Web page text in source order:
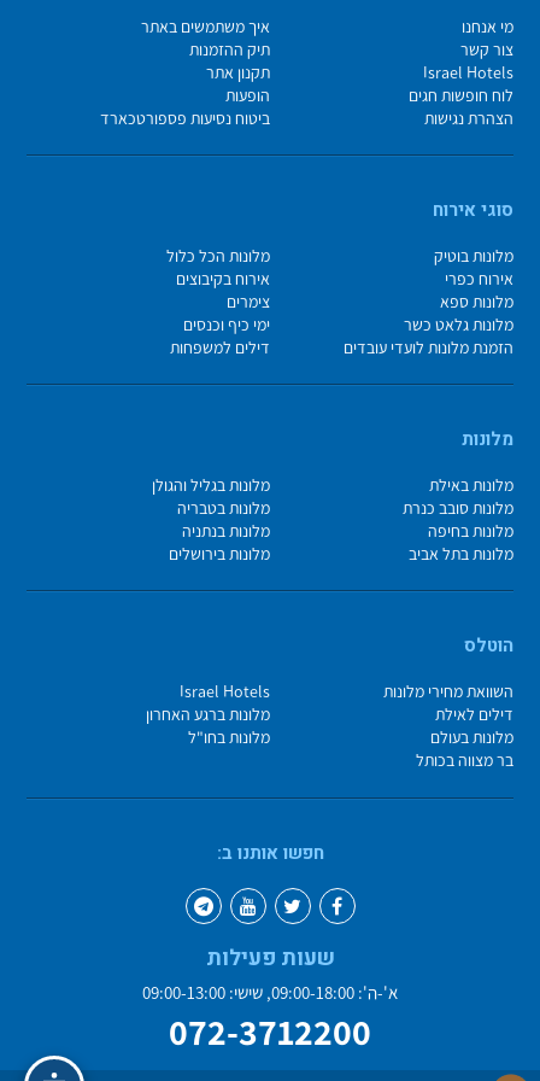
מי אנחנו
איך משתמשים באתר
צור קשר
תיק ההזמנות
Israel Hotels
תקנון אתר
לוח חופשות חגים
הופעות
הצהרת נגישות
ביטוח נסיעות פספורטכארד
סוגי אירוח
מלונות בוטיק
מלונות הכל כלול
אירוח כפרי
אירוח בקיבוצים
מלונות ספא
צימרים
מלונות גלאט כשר
ימי כיף וכנסים
הזמנת מלונות לועדי עובדים
דילים למשפחות
מלונות
מלונות באילת
מלונות בגליל והגולן
מלונות סובב כנרת
מלונות בטבריה
מלונות בחיפה
מלונות בנתניה
מלונות בתל אביב
מלונות בירושלים
הוטלס
השוואת מחירי מלונות
Israel Hotels
דילים לאילת
מלונות ברגע האחרון
מלונות בעולם
מלונות בחו"ל
בר מצווה בכותל
חפשו אותנו ב:
שעות פעילות
א'-ה': 09:00-18:00, שישי: 09:00-13:00
072-3712200